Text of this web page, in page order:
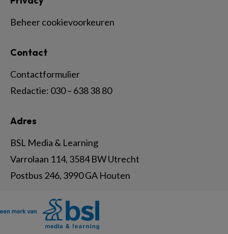
Adres
BSL Media & Learning
Varrolaan 114, 3584 BW Utrecht
Postbus 246, 3990 GA Houten
Contact
Contactformulier
Redactie: 030 – 638 38 80
Beheer cookievoorkeuren